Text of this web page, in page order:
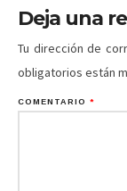
Deja una
Tu dirección de
obligatorios están
COMENTARIO *